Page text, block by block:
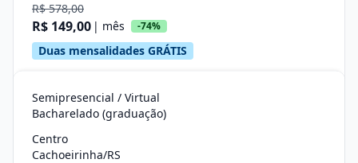
R$ 578,00
R$ 149,00 | mês -74%
Duas mensalidades GRÁTIS
Semipresencial / Virtual
Bacharelado (graduação)
Centro
Cachoeirinha/RS